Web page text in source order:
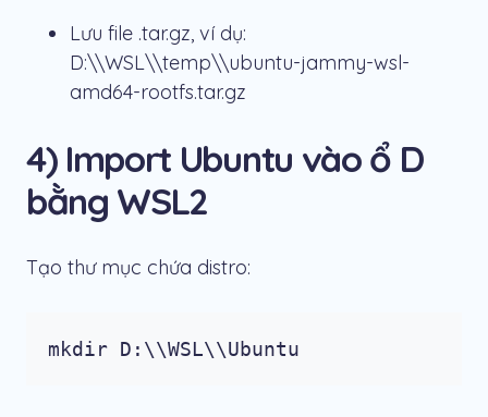
Lưu file .tar.gz, ví dụ:
D:\\WSL\\temp\\ubuntu-jammy-wsl-
amd64-rootfs.tar.gz
4) Import Ubuntu vào ổ D
bằng WSL2
Tạo thư mục chứa distro:
mkdir D:\\WSL\\Ubuntu